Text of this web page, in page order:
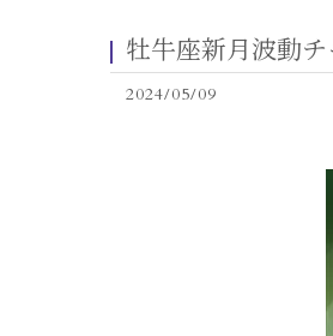
牡牛座新月波動
2024/05/09